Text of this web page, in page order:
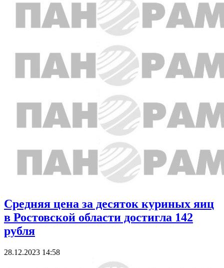
Средняя цена за десяток куриных яиц
в Ростовской области достигла 142
рубля
28.12.2023 14:58